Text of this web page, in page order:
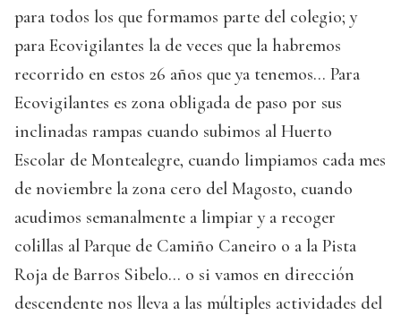
para todos los que formamos parte del colegio; y
para Ecovigilantes la de veces que la habremos
recorrido en estos 26 años que ya tenemos... Para
Ecovigilantes es zona obligada de paso por sus
inclinadas rampas cuando subimos al Huerto
Escolar de Montealegre, cuando limpiamos cada mes
de noviembre la zona cero del Magosto, cuando
acudimos semanalmente a limpiar y a recoger
colillas al Parque de Camiño Caneiro o a la Pista
Roja de Barros Sibelo... o si vamos en dirección
descendente nos lleva a las múltiples actividades del